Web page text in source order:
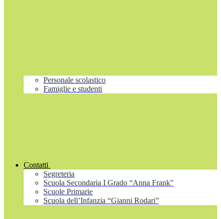
Personale scolastico
Famiglie e studenti
Contatti
Segreteria
Scuola Secondaria I Grado “Anna Frank"
Scuole Primarie
Scuola dell’Infanzia “Gianni Rodari”